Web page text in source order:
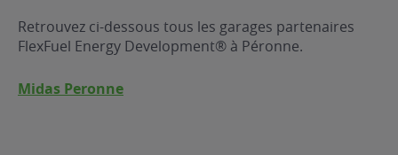
Retrouvez ci-dessous tous les garages partenaires
FlexFuel Energy Development® à Péronne.
Midas Peronne